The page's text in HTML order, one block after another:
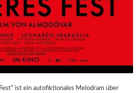
H
A
U
S
–
A
S
ist ein autofiktionales Melodram über